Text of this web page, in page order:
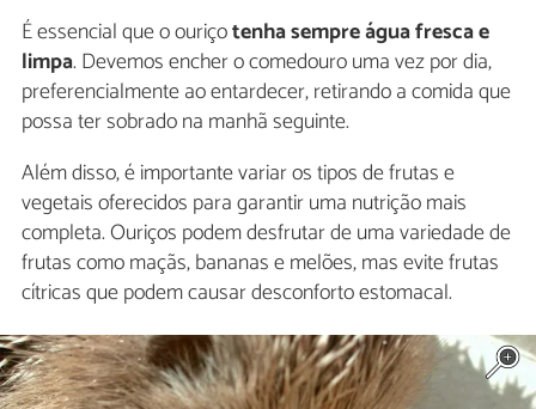
É essencial que o ouriçotenha sempre água fresca e
limpa. Devemos encher o comedouro uma vez por dia,
preferencialmente ao entardecer, retirando a comida que
possa ter sobrado na manhã seguinte.
Além disso, é importante variar os tipos de frutas e
vegetais oferecidos para garantir uma nutrição mais
completa. Ouriços podem desfrutar de uma variedade de
frutas como maçãs, bananas e melões, mas evite frutas
cítricas que podem causar desconforto estomacal.